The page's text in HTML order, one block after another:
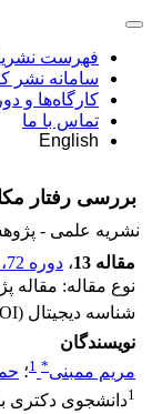
فهرست
سامانه نشر
کارگاه‌ها و
تماس با ما
English
بررسی رفتار
نشریه علمی -
مقاله 13
، دوره 72، شماره 4
نوع مقاله: مقاله
شناسه دیجیتال (DOI):
نویسندگان
مریم ممبنی*
1؛
1دانشجوی دکتری